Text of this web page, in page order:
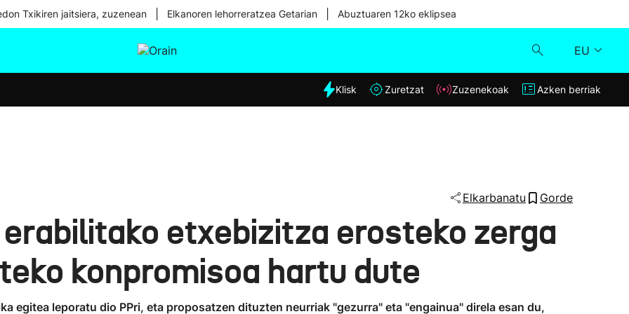
Txikiren jaitsiera, zuzenean Elkanoren lehorreratzea Getarian Abuztuaren 12ko eklipsea
EU
Eguraldia
Klisk
Azken berriak
Klisk Zuretzat Zuzenekoak Azken berriak
Elkarbanatu Gorde
etxebizitza erosteko zerga
konpromisoa hartu dute
egitea leporatu dio PPri, eta proposatzen dituzten neurriak "gezurra" eta "engainua" direla esan du,